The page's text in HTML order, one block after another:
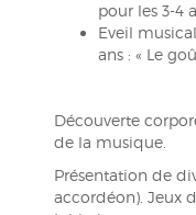
pour les 3-4
Eveil
ans : « Le
Découverte
de la musique.
Présentation de
accordéon). Jeux